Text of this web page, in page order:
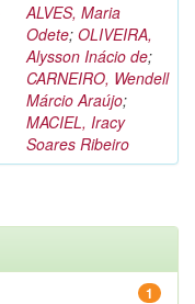
ALVES, Maria
Odete; OLIVEIRA,
Alysson Inácio de;
CARNEIRO, Wendell
Márcio Araújo;
MACIEL, Iracy
Soares Ribeiro
1